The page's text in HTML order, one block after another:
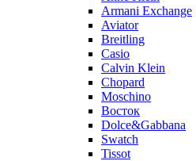
Armani Exchange
Aviator
Breitling
Casio
Calvin Klein
Chopard
Moschino
Восток
Dolce&Gabbana
Swatch
Tissot